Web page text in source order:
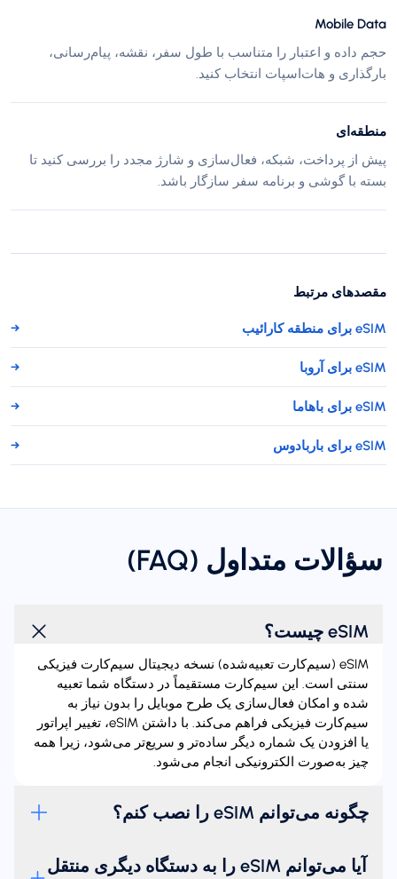
Mobile Data
حجم داده و اعتبار را متناسب با طول سفر، نقشه، پیام‌رسانی،
بارگذاری و هات‌اسپات انتخاب کنید.
منطقه‌ای
پیش از پرداخت، شبکه، فعال‌سازی و شارژ مجدد را بررسی کنید تا
بسته با گوشی و برنامه سفر سازگار باشد.
مقصدهای مرتبط
eSIM برای منطقه کارائیب →
eSIM برای آروبا →
eSIM برای باهاما →
eSIM برای باربادوس →
سؤالات متداول (FAQ)
eSIM چیست؟
eSIM (سیم‌کارت تعبیه‌شده) نسخه دیجیتال سیم‌کارت فیزیکی
سنتی است. این سیم‌کارت مستقیماً در دستگاه شما تعبیه
شده و امکان فعال‌سازی یک طرح موبایل را بدون نیاز به
سیم‌کارت فیزیکی فراهم می‌کند. با داشتن eSIM، تغییر اپراتور
یا افزودن یک شماره دیگر ساده‌تر و سریع‌تر می‌شود، زیرا همه
چیز به‌صورت الکترونیکی انجام می‌شود.
چگونه می‌توانم eSIM را نصب کنم؟
آیا می‌توانم eSIM را به دستگاه دیگری منتقل